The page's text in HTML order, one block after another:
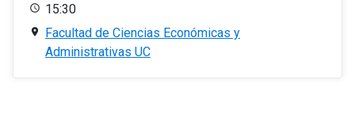
15:30
Facultad de Ciencias Económicas y
Administrativas UC